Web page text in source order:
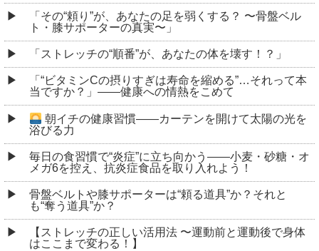
「その“頼り”が、あなたの足を弱くする？ 〜骨盤ベル
ト・膝サポーターの真実〜」
「ストレッチの“順番”が、あなたの体を壊す！？」
「“ビタミンCの摂りすぎは寿命を縮める”…それって本
当ですか？」――健康への情熱をこめて
朝イチの健康習慣――カーテンを開けて太陽の光を
浴びる力
毎日の食習慣で“炎症”に立ち向かう――小麦・砂糖・オ
メガ6を控え、抗炎症食品を取り入れよう！
骨盤ベルトや膝サポーターは“頼る道具”か？それと
も“奪う道具”か？
【ストレッチの正しい活用法 〜運動前と運動後で身体
はここまで変わる！】